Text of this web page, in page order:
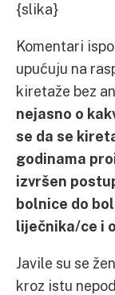
{slika}
Komentari
upućuju na
kiretaže bez
nejasno o
se da se
godinama
izvršen
bolnice do
liječnika/ce i
Javile su se
kroz istu